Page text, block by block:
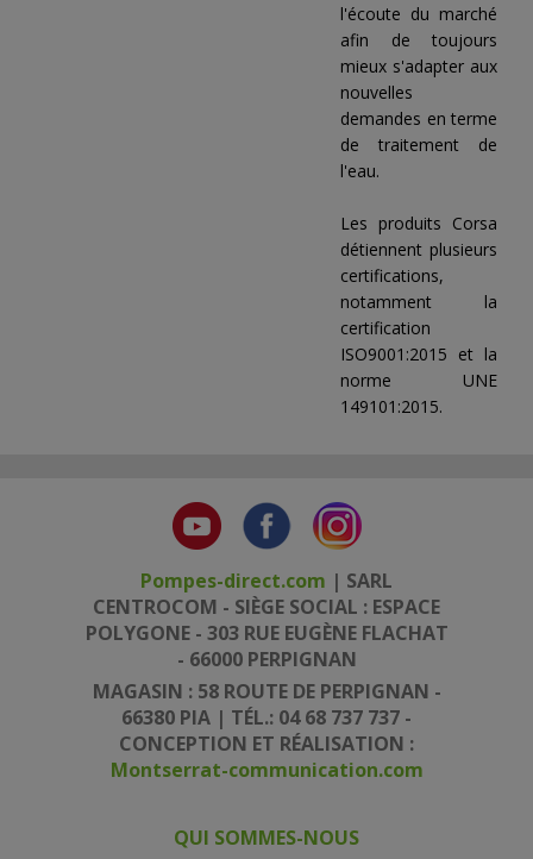
l'écoute du marché
afin de toujours
mieux s'adapter aux
nouvelles
demandes en terme
de traitement de
l'eau.
Les produits Corsa
détiennent plusieurs
certifications,
notamment la
certification
ISO9001:2015 et la
norme UNE
149101:2015.
Pompes-direct.com | SARL
CENTROCOM - SIÈGE SOCIAL : ESPACE
POLYGONE - 303 RUE EUGÈNE FLACHAT
- 66000 PERPIGNAN
MAGASIN : 58 ROUTE DE PERPIGNAN -
66380 PIA | TÉL.: 04 68 737 737 -
CONCEPTION ET RÉALISATION :
Montserrat-communication.com
QUI SOMMES-NOUS